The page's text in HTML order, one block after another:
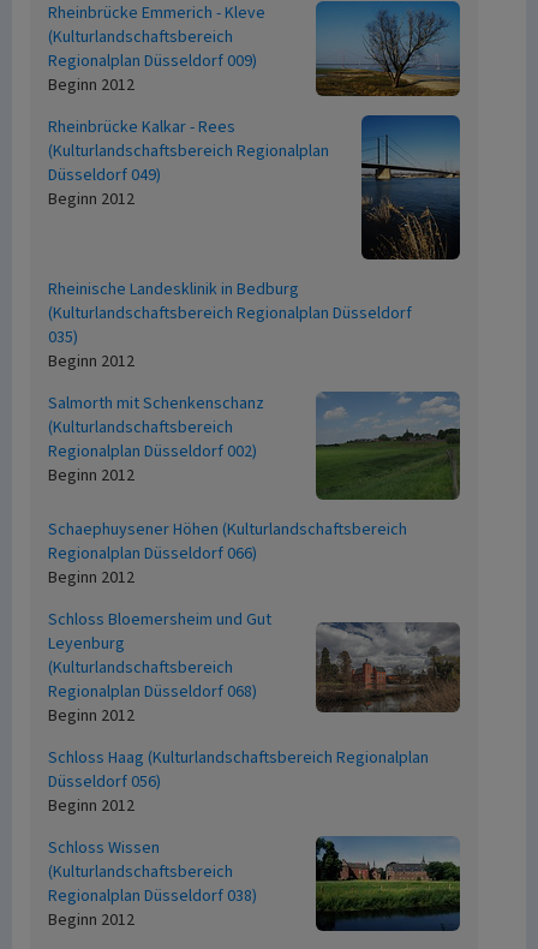
Rheinbrücke Emmerich - Kleve
(Kulturlandschaftsbereich
Regionalplan Düsseldorf 009)
Beginn 2012
Rheinbrücke Kalkar - Rees
(Kulturlandschaftsbereich Regionalplan
Düsseldorf 049)
Beginn 2012
Rheinische Landesklinik in Bedburg
(Kulturlandschaftsbereich Regionalplan Düsseldorf
035)
Beginn 2012
Salmorth mit Schenkenschanz
(Kulturlandschaftsbereich
Regionalplan Düsseldorf 002)
Beginn 2012
Schaephuysener Höhen (Kulturlandschaftsbereich
Regionalplan Düsseldorf 066)
Beginn 2012
Schloss Bloemersheim und Gut
Leyenburg
(Kulturlandschaftsbereich
Regionalplan Düsseldorf 068)
Beginn 2012
Schloss Haag (Kulturlandschaftsbereich Regionalplan
Düsseldorf 056)
Beginn 2012
Schloss Wissen
(Kulturlandschaftsbereich
Regionalplan Düsseldorf 038)
Beginn 2012